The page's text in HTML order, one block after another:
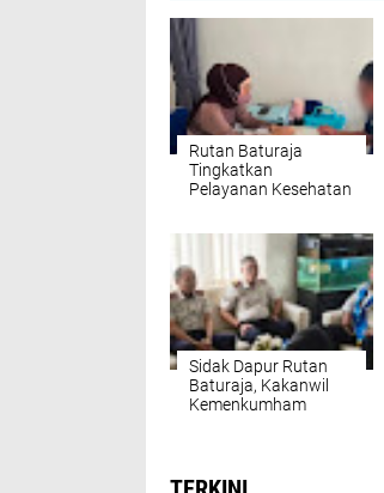
Rutan Baturaja
Tingkatkan
Pelayanan Kesehatan
Sidak Dapur Rutan
Baturaja, Kakanwil
Kemenkumham